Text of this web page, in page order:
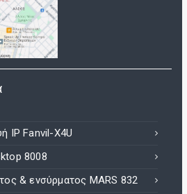
IP Fanvil-X4U
8008
& ενσύρματος MARS 832